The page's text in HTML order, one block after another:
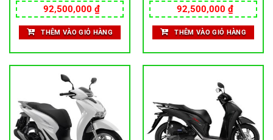
92,500,000 ₫
THÊM VÀO GIỎ HÀNG
92,500,000 ₫
THÊM VÀO GIỎ HÀNG